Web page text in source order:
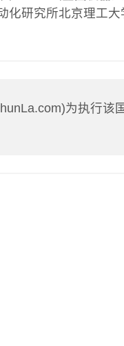
化研究所北京理工
为执行该